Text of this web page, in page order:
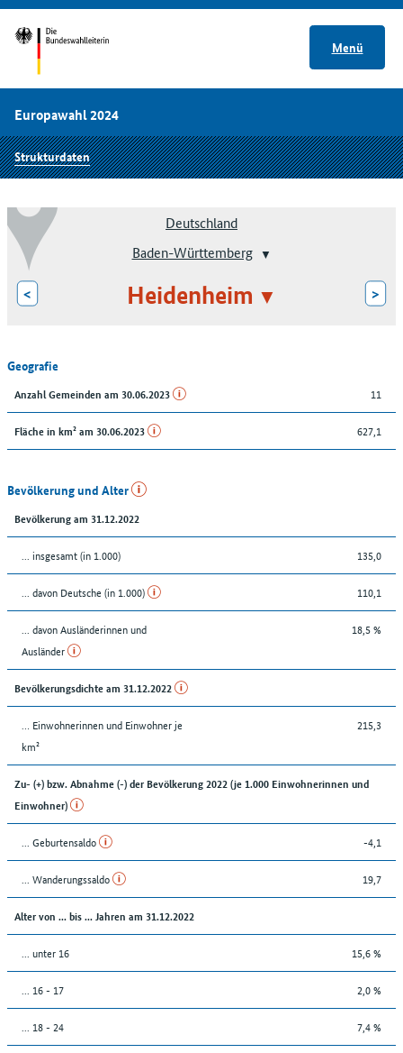
Menü
Europawahl 2024
Strukturdaten
Deutschland
Baden-Württemberg
< Heidenheim >
Geografie
Anzahl Gemeinden am 30.06.2023 11
Fläche in km² am 30.06.2023 627,1
Bevölkerung und Alter
Bevölkerung am 31.12.2022
... insgesamt (in 1.000) 135,0
... davon Deutsche (in 1.000) 110,1
... davon Ausländerinnen und
Ausländer
18,5 %
Bevölkerungsdichte am 31.12.2022
… Einwohnerinnen und Einwohner je
km²
215,3
Zu- (+) bzw. Abnahme (-) der Bevölkerung 2022 (je 1.000 Einwohnerinnen und
Einwohner)
... Geburtensaldo -4,1
... Wanderungssaldo 19,7
Alter von ... bis ... Jahren am 31.12.2022
... unter 16 15,6 %
... 16 - 17 2,0 %
... 18 - 24 7,4 %